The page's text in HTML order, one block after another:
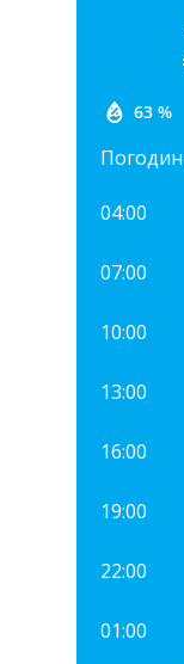
63 %
04:00
07:00
10:00
13:00
16:00
19:00
22:00
01:00